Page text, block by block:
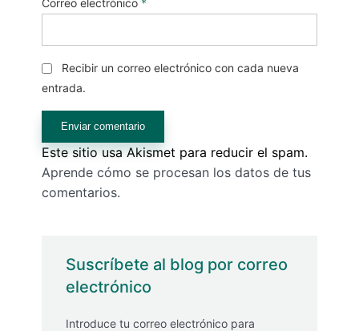
Suscríbete al blog por correo
electrónico
Introduce tu correo electrónico para
Recibir un correo electrónico con cada nueva
entrada.
Este sitio usa Akismet para reducir el spam.
Aprende cómo se procesan los datos de tus
comentarios.